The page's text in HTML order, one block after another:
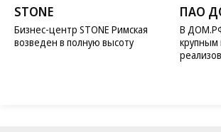
STONE
Бизнес-центр STONE Римская
возведен в полную высоту
ПАО
В ДОМ.РФ
крупным